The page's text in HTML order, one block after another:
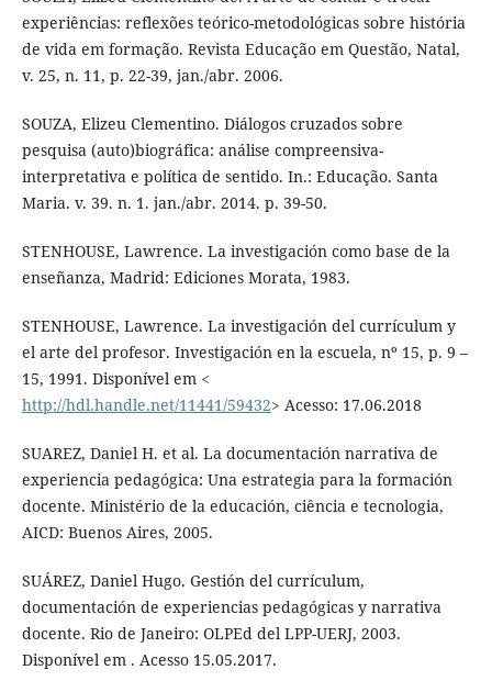
experiências: reflexões teórico-metodológicas sobre história
de vida em formação. Revista Educação em Questão, Natal,
v. 25, n. 11, p. 22-39, jan./abr. 2006.
SOUZA, Elizeu Clementino. Diálogos cruzados sobre
pesquisa (auto)biográfica: análise compreensiva-
interpretativa e política de sentido. In.: Educação. Santa
Maria. v. 39. n. 1. jan./abr. 2014. p. 39-50.
STENHOUSE, Lawrence. La investigación como base de la
enseñanza, Madrid: Ediciones Morata, 1983.
STENHOUSE, Lawrence. La investigación del currículum y
el arte del profesor. Investigación en la escuela, nº 15, p. 9 –
15, 1991. Disponível em <
http://hdl.handle.net/11441/59432> Acesso: 17.06.2018
SUAREZ, Daniel H. et al. La documentación narrativa de
experiencia pedagógica: Una estrategia para la formación
docente. Ministério de la educación, ciência e tecnologia,
AICD: Buenos Aires, 2005.
SUÁREZ, Daniel Hugo. Gestión del currículum,
documentación de experiencias pedagógicas y narrativa
docente. Rio de Janeiro: OLPEd del LPP-UERJ, 2003.
Disponível em . Acesso 15.05.2017.